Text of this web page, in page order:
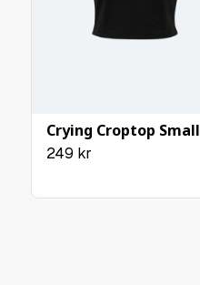
Crying Croptop Small
249 kr